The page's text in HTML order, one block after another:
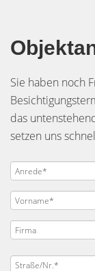
Sie haben noch
das
setzen uns